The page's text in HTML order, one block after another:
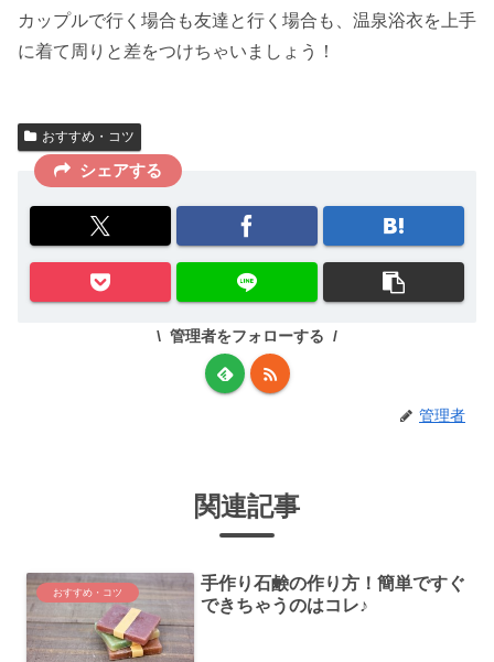
カップルで行く場合も友達と行く場合も、 温泉浴衣を上手
に着て周りと差をつけちゃいましょう
！
おすすめ・コツ
シェアする
管理者をフォローする
管理者
関連記事
おすすめ・コツ
手作り石鹸の作り方！簡単ですぐ
できちゃうのはコレ♪